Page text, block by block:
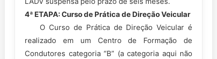
4ª ETAPA: Curso de Prática de Direção Veicular
O Curso de Prática de Direção Veicular é
realizado em um Centro de Formação de
Condutores categoria “B” (a categoria aqui não